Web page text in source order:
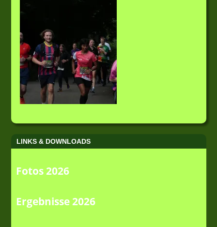
LINKS & DOWNLOADS
Fotos 2026
Ergebnisse 2026